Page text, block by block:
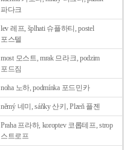
파다크
lev 레프, šplhati 슈플하티, postel
포스텔
most 모스트, mrak 므라크, podzim
포드짐
noha 노하, podmínka 포드민카
němý 네미, sáňky 산키, Plzeň 플젠
Praha 프라하, koroptev 코롭테프, strop
스트로프